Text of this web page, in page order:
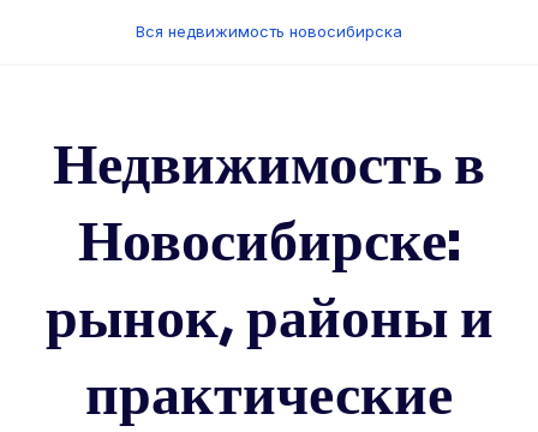
Вся недвижимость новосибирска
Недвижимость в
Новосибирске:
рынок, районы и
практические